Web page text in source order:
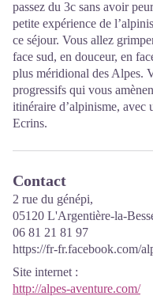
passez du 3c sans avoir
petite expérience de
ce séjour. Vous allez
face sud, en douceur, en
plus méridional des Alpes.
progressifs qui vous
itinéraire d’alpinisme, avec
Ecrins.
Contact
2 rue du génépi,
05120 L'Argentière-la-
06 81 21 81 97
https://fr-fr.facebook.com/
Site internet :
http://alpes-aventure.com/